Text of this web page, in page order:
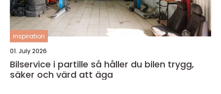
inspiration
01. July 2026
Bilservice i partille så håller du bilen trygg,
säker och värd att äga